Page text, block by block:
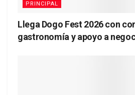
PRINCIPAL
Llega Dogo Fest 2026 con
gastronomía y apoyo a